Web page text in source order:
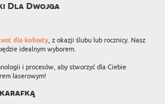
Dla Dwojga
dla kobiety, z okazji ślubu lub rocznicy. Nasz
idealnym wyborem.
i procesów, aby stworzyć dla Ciebie
laserowym!
karafką